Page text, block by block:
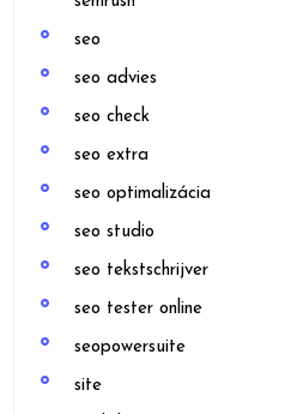
seo
seo advies
seo check
seo extra
seo optimalizácia
seo studio
seo tekstschrijver
seo tester online
seopowersuite
site